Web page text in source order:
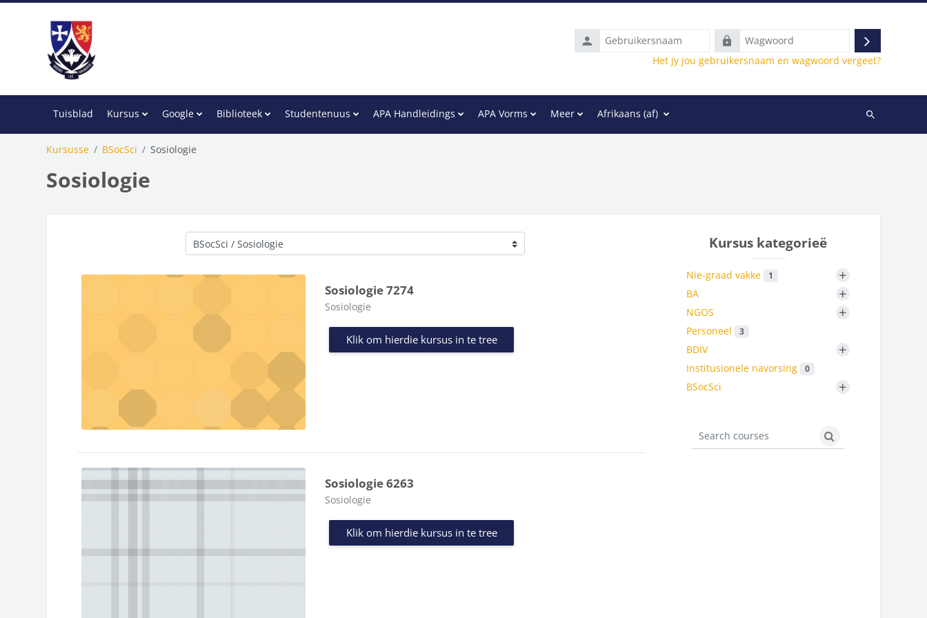
Gebruikersnaam
Wagwoord
Teken
in
Het jy jou gebruikersnaam en wagwoord vergeet?
Tuisblad Kursus Google Biblioteek Studentenuus APA Handleidings APA Vorms Meer Afrikaans ‎(af)‎
Soek
Kursusse BSocSci Sosiologie
Sosiologie
Kursus kategorieë
Sosiologie 7274
Kursus kategorie
Sosiologie
Klik om hierdie kursus in te tree
Sosiologie 6263
Kursus kategorie
Sosiologie
Klik om hierdie kursus in te tree
Kursus kategorieë
Nie-graad vakke 1 +
BA +
NGOS +
Personeel 3
BDIV +
Institusionele navorsing 0
BSocSci +
Search courses
Search courses